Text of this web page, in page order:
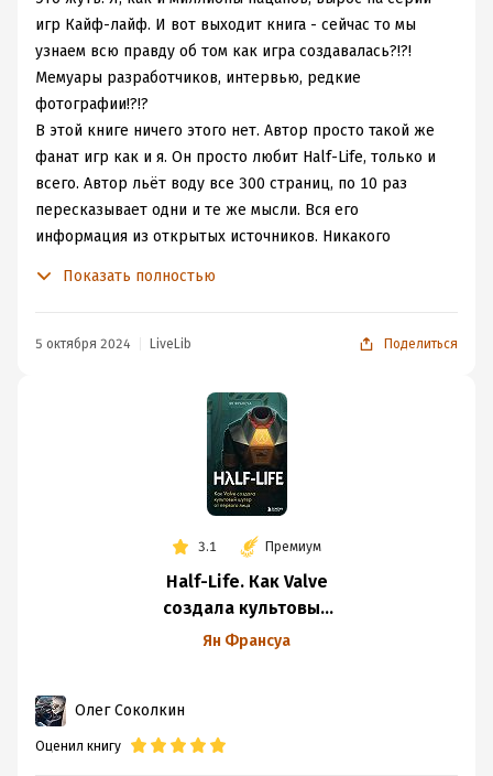
игр Кайф-лайф. И вот выходит книга - сейчас то мы
узнаем всю правду об том как игра создавалась?!?!
Мемуары разработчиков, интервью, редкие
фотографии!?!?
В этой книге ничего этого нет. Автор просто такой же
фанат игр как и я. Он просто любит Half-Life, только и
всего. Автор льёт воду все 300 страниц, по 10 раз
пересказывает одни и те же мысли. Вся его
информация из открытых источников. Никакого
художественными произведениями, которыми
команда. А может и нет.
Единственно что мне было интересно узнать - это
биографию Габена, как он работал в Микрософт и всё
такое. Оказывается он гений уровня Билла Гейста.
Этого я не знал. Но это первые 25 страниц. На этом всё.
Показать полностью
5 октября 2024 LiveLib Поделиться
3.1 Премиум
Half-Life. Как Valve
создала культовый
шутер от первого
Ян Франсуа
Олег Соколкин
Оценил книгу